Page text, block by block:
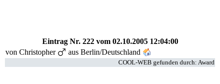
Eintrag Nr. 222vom 02.10.2005 12:04:00
von Christopher aus Berlin/Deutschland
COOL-WEB gefunden durch: Award